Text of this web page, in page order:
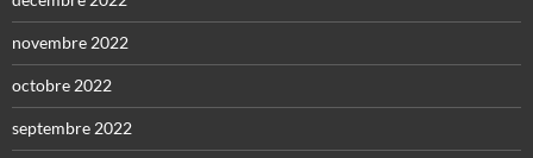
novembre 2022
octobre 2022
septembre 2022